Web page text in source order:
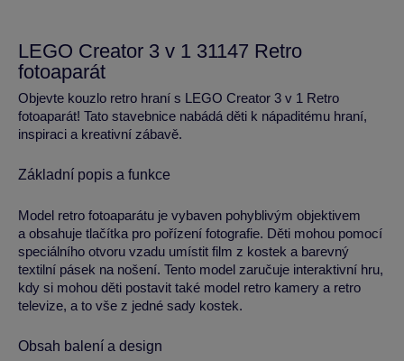
LEGO Creator 3 v 1 31147 Retro
fotoaparát
Objevte kouzlo retro hraní s LEGO Creator 3 v 1 Retro
fotoaparát! Tato stavebnice nabádá děti k nápaditému hraní,
inspiraci a kreativní zábavě.
Základní popis a funkce
Model retro fotoaparátu je vybaven pohyblivým objektivem
a obsahuje tlačítka pro pořízení fotografie. Děti mohou pomocí
speciálního otvoru vzadu umístit film z kostek a barevný
textilní pásek na nošení. Tento model zaručuje interaktivní hru,
kdy si mohou děti postavit také model retro kamery a retro
televize, a to vše z jedné sady kostek.
Obsah balení a design